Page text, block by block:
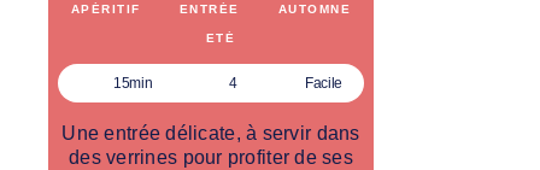
APÉRITIF ENTRÉE AUTOMNE
ETÉ
15min 4 Facile
Une entrée délicate, à servir dans
des verrines pour profiter de ses